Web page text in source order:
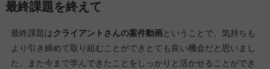
最終課題を終えて
最終課題はクライアントさんの案件動画ということで、気持ちも
より引き締めて取り組むことができとても良い機会だと思いまし
た。また今まで学んできたことをしっかりと活かせることができ